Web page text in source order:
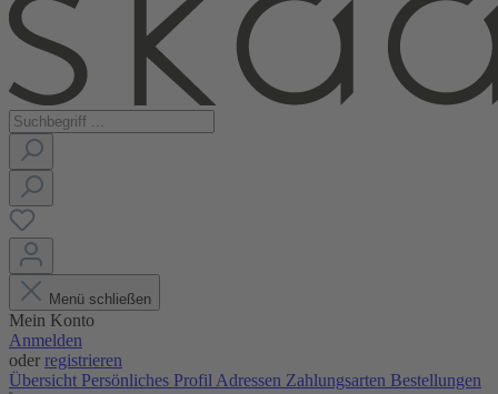
Menü schließen
Mein Konto
Anmelden
oder registrieren
Übersicht Persönliches Profil Adressen Zahlungsarten Bestellungen